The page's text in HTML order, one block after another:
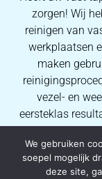
zorgen! Wij
reinigen van
werkplaatsen
maken
vezel- en
eersteklas
kennis van
consumenten
kwalitatieve
We gebruiken
soepel mogelijk
deze site,